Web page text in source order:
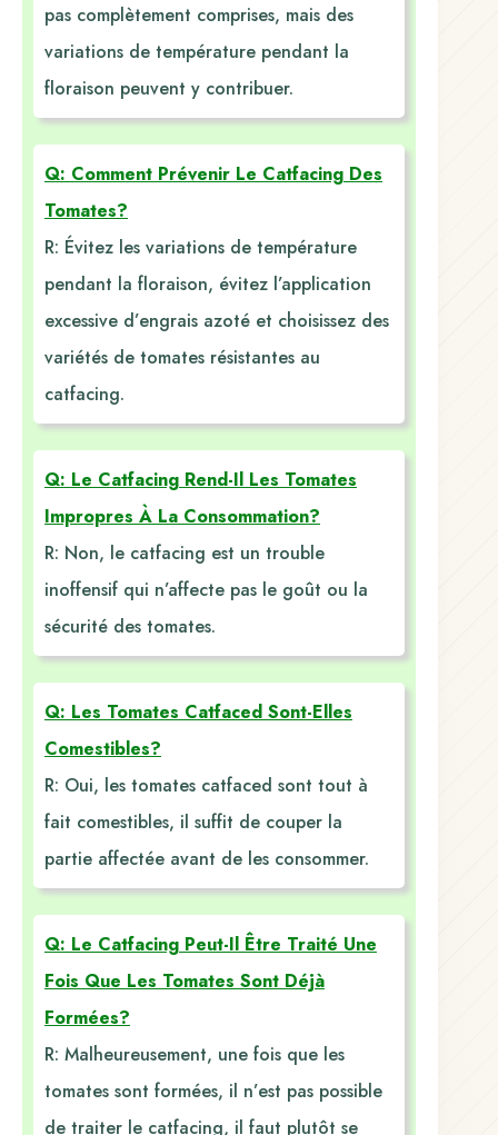
pas complètement comprises, mais des
variations de température pendant la
floraison peuvent y contribuer.
Q: Comment Prévenir Le Catfacing Des
Tomates?
R: Évitez les variations de température
pendant la floraison, évitez l’application
excessive d’engrais azoté et choisissez des
variétés de tomates résistantes au
catfacing.
Q: Le Catfacing Rend-Il Les Tomates
Impropres À La Consommation?
R: Non, le catfacing est un trouble
inoffensif qui n’affecte pas le goût ou la
sécurité des tomates.
Q: Les Tomates Catfaced Sont-Elles
Comestibles?
R: Oui, les tomates catfaced sont tout à
fait comestibles, il suffit de couper la
partie affectée avant de les consommer.
Q: Le Catfacing Peut-Il Être Traité Une
Fois Que Les Tomates Sont Déjà
Formées?
R: Malheureusement, une fois que les
tomates sont formées, il n’est pas possible
de traiter le catfacing, il faut plutôt se